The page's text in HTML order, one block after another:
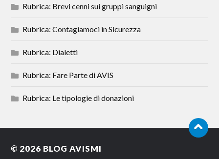
Rubrica: Brevi cenni sui gruppi sanguigni
Rubrica: Contagiamoci in Sicurezza
Rubrica: Dialetti
Rubrica: Fare Parte di AVIS
Rubrica: Le tipologie di donazioni
© 2026 BLOG AVISMI